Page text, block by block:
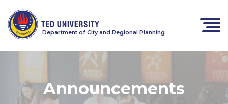
Department of City and Regional Planning
Announcements